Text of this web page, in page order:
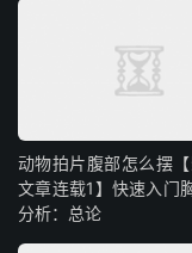
动物拍片腹部怎么摆
文章连载1】快速入门
分析：总论